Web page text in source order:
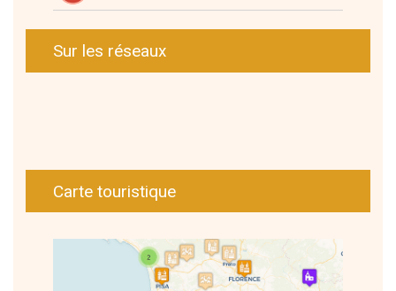
Sur les réseaux
Carte touristique